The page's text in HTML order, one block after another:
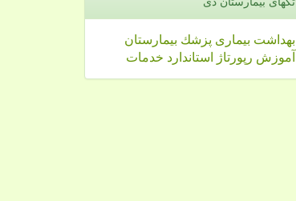
بهداشت بیماری پزشك بیمارستان
آموزش رپورتاژ استاندارد خدمات